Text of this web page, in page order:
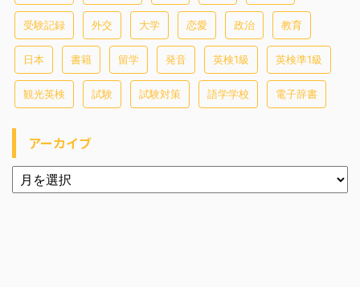
受験記録 外交 大学 恋愛 政治 教育
日本 書籍 留学 発音 英検1級 英検準1級
観光英検 試験 試験対策 語学学校 電子辞書
アーカイブ